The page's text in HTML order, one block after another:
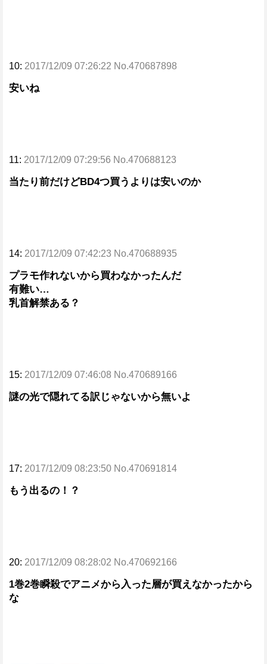
10: 2017/12/09 07:26:22 No.470687898
安いね
11: 2017/12/09 07:29:56 No.470688123
当たり前だけどBD4つ買うよりは安いのか
14: 2017/12/09 07:42:23 No.470688935
プラモ作れないから買わなかったんだ
有難い…
乳首解禁ある？
15: 2017/12/09 07:46:08 No.470689166
謎の光で隠れてる訳じゃないから無いよ
17: 2017/12/09 08:23:50 No.470691814
もう出るの！？
20: 2017/12/09 08:28:02 No.470692166
1巻2巻瞬殺でアニメから入った層が買えなかったから
な